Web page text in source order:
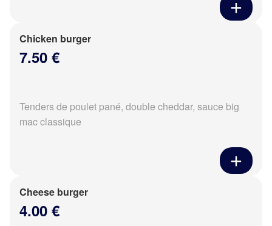
Chicken burger
7.50 €
Tenders de poulet pané, double cheddar, sauce big
mac classique
Cheese burger
4.00 €